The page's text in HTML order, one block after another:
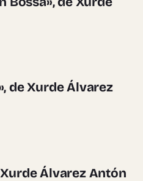
de Xurde Álvarez
Xurde Álvarez Antón